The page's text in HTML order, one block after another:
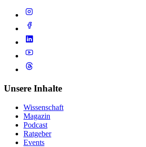
Unsere Inhalte
Wissenschaft
Magazin
Podcast
Ratgeber
Events